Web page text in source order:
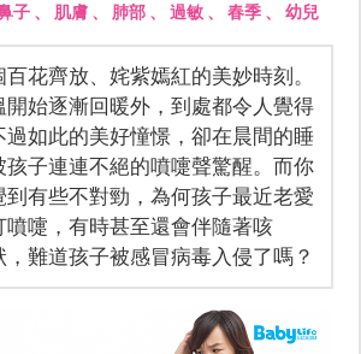
子、 肌膚、 肺部、 過敏、 春季、 幼兒
花齊放、姹紫嫣紅的美妙時刻。
開始逐漸回暖外，到處都令人覺得
過如此的美好憧憬，卻在晨間的睡
孩子連連不絕的噴嚏聲驚醒。而你
到有些不對勁，為何孩子最近老愛
噴嚏，有時甚至還會伴隨著咳
難道孩子被感冒病毒入侵了嗎？